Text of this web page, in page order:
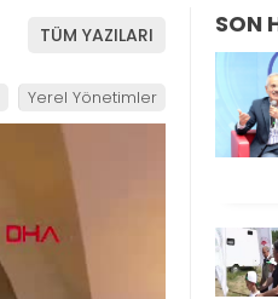
TÜM YAZILARI
Yerel Yönetimler
SON